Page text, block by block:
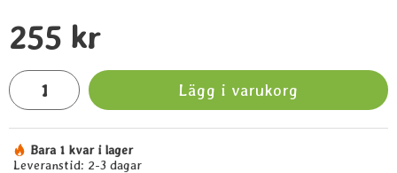
pris
255 kr
antal
Lägg i varukorg
Tillgänglighet:
Bara 1 kvar i lager
Leveranstid: 2-3 dagar